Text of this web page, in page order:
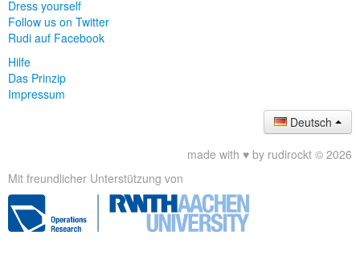
Dress yourself
Follow us on Twitter
Rudi auf Facebook
Hilfe
Das Prinzip
Impressum
Deutsch
made with ♥ by rudirockt © 2026
Mit freundlicher Unterstützung von